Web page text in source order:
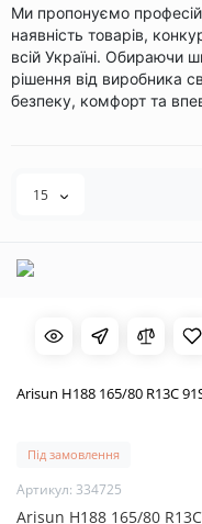
Ми пропонуємо
наявність товарів,
всій Україні. Обираючи
рішення від виробника
безпеку, комфорт та
15
Arisun H188 165/80 R13C
Під замовлення
Артикул: 334725
Arisun H188 165/80 R13C